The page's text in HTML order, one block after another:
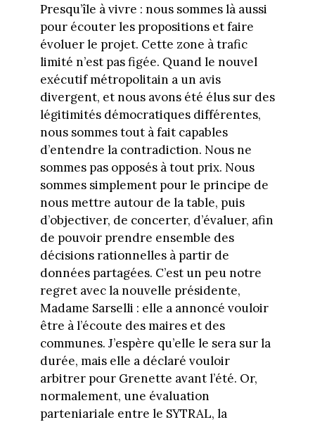
Presqu’île à vivre : nous sommes là aussi
pour écouter les propositions et faire
évoluer le projet. Cette zone à trafic
limité n’est pas figée. Quand le nouvel
exécutif métropolitain a un avis
divergent, et nous avons été élus sur des
légitimités démocratiques différentes,
nous sommes tout à fait capables
d’entendre la contradiction. Nous ne
sommes pas opposés à tout prix. Nous
sommes simplement pour le principe de
nous mettre autour de la table, puis
d’objectiver, de concerter, d’évaluer, afin
de pouvoir prendre ensemble des
décisions rationnelles à partir de
données partagées. C’est un peu notre
regret avec la nouvelle présidente,
Madame Sarselli : elle a annoncé vouloir
être à l’écoute des maires et des
communes. J’espère qu’elle le sera sur la
durée, mais elle a déclaré vouloir
arbitrer pour Grenette avant l’été. Or,
normalement, une évaluation
parteniariale entre le SYTRAL, la